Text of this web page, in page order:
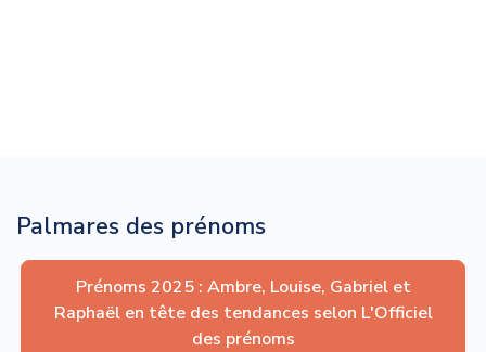
Palmares des prénoms
Prénoms 2025 : Ambre, Louise, Gabriel et
Raphaël en tête des tendances selon L'Officiel
des prénoms